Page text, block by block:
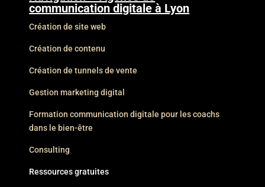
communication digitale à Lyon
Création de site web
Création de contenu
Création de tunnels de vente
Gestion marketing digital
Formation communication digitale pour les coachs
dans le bien-être
Consulting
Ressources gratuites